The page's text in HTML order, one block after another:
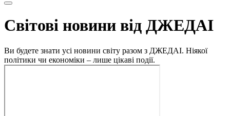
Світові новини від ДЖЕДАІ
Ви будете знати усі новини світу разом з ДЖЕДАІ. Ніякої
політики чи економіки – лише цікаві події.